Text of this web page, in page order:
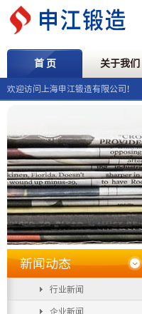
首 页
欢迎访问上海申江锻造有限公司！
关于我们
新闻动态
行业新闻
企业新闻